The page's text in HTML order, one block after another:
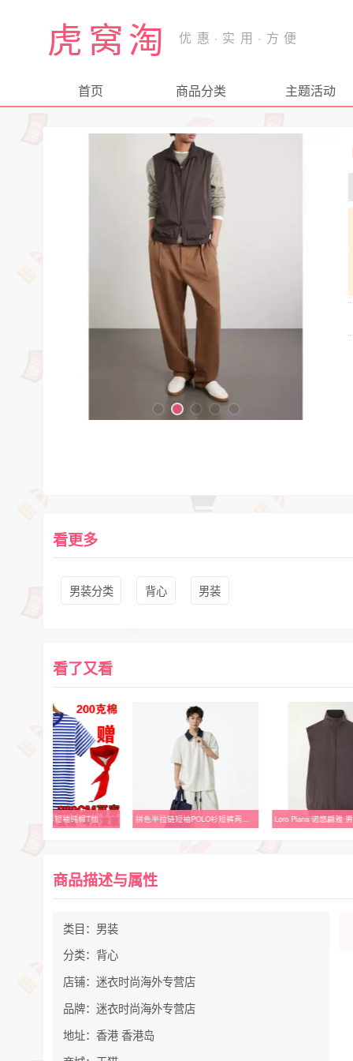
虎窝淘
首页 商品分类 主题活动
看更多
男装分类 背心 男装
看了又看
梅花海魂衫短袖纯棉T恤 拼色半拉链短袖POLO衫短裤两件套
商品描述与属性
类目：男装
分类：背心
店铺：迷衣时尚海外专营店
品牌：迷衣时尚海外专营店
地址：香港 香港岛